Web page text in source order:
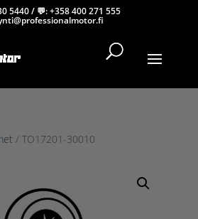
5440/ 💬:+358 400 271 555
/ TO17201-30010